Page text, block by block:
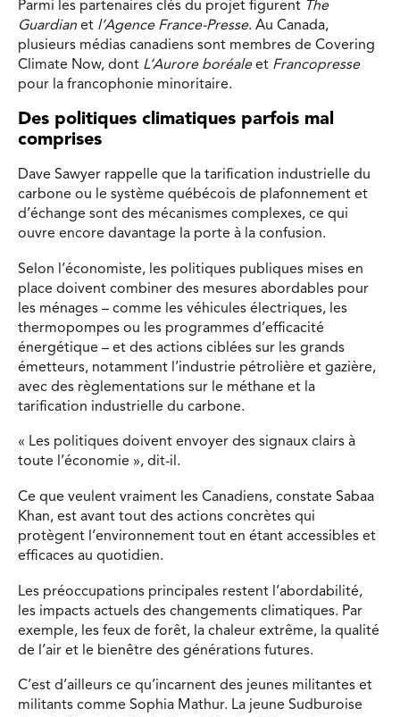
Parmi les partenaires clés du projet figurent The
Guardian et l’Agence France-Presse. Au Canada,
plusieurs médias canadiens sont membres de Covering
Climate Now, dont L’Aurore boréaleet Francopresse
pour la francophonie minoritaire.
Des politiques climatiques parfois mal
comprises
Dave Sawyer rappelle que la tarification industrielle du
carbone ou le système québécois de plafonnement et
d’échange sont des mécanismes complexes, ce qui
ouvre encore davantage la porte à la confusion.
Selon l’économiste, les politiques publiques mises en
place doivent combiner des mesures abordables pour
les ménages – comme les véhicules électriques, les
thermopompes ou les programmes d’efficacité
énergétique – et des actions ciblées sur les grands
émetteurs, notamment l’industrie pétrolière et gazière,
avec des règlementations sur le méthane et la
tarification industrielle du carbone.
« Les politiques doivent envoyer des signaux clairs à
toute l’économie », dit-il.
Ce que veulent vraiment les Canadiens, constate Sabaa
Khan, est avant tout des actions concrètes qui
protègent l’environnement tout en étant accessibles et
efficaces au quotidien.
Les préoccupations principales restent l’abordabilité,
les impacts actuels des changements climatiques. Par
exemple, les feux de forêt, la chaleur extrême, la qualité
de l’air et le bienêtre des générations futures.
C’est d’ailleurs ce qu’incarnent des jeunes militantes et
militants comme Sophia Mathur. La jeune Sudburoise